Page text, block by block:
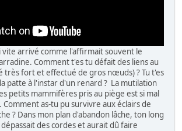
vite arrivé comme l'affirmait souvent le
Comment t'es tu défait des liens au
très fort et effectué de gros nœuds) ? Tu t'es
patte à l'instar d'un renard ? La mutilation
petits mammifères pris au piège est si mal
as-tu pu survivre aux éclairs de
? Dans mon plan d'abandon lâche, ton long
des cordes et aurait dû faire